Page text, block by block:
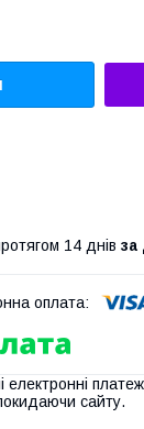
14 днів за
електронні
сайту.